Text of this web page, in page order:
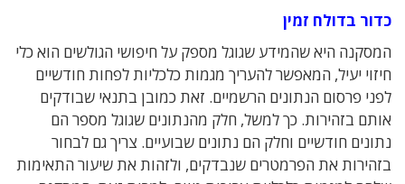
כדור בדולח זמין
המסקנה היא שהמידע שגוגל מספק על חיפושי הגולשים הוא כלי
חיזוי יעיל, המאפשר להעריך מגמות כלכליות לפחות חודשיים
לפני פרסום הנתונים הרשמיים. זאת כמובן בתנאי שבודקים
אותם בזהירות. כך למשל, חלק מהנתונים שגוגל מספר הם
נתונים חודשיים וחלק הם נתונים שבועיים. צריך גם לבחור
בזהירות את הפרמטרים שנבדקים, ולזהות את שיעור התאימות